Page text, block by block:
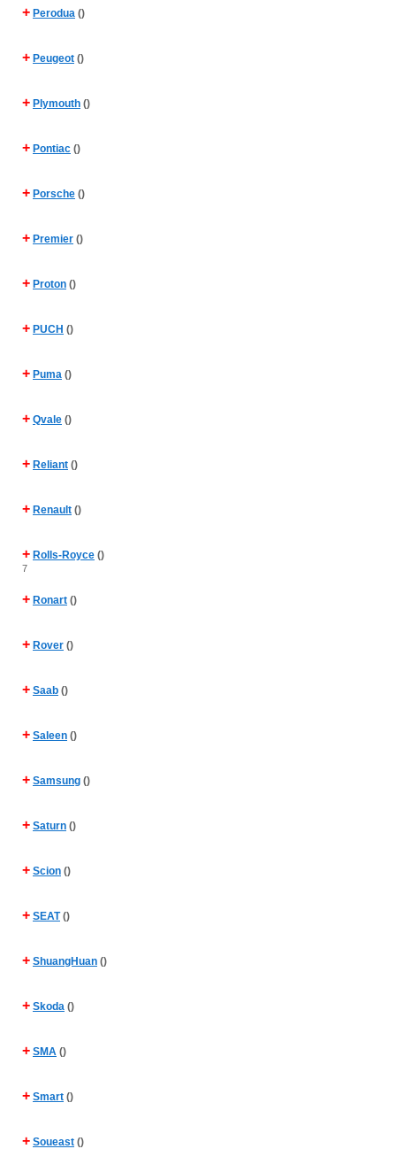
+ Perodua ()
+ Peugeot ()
+ Plymouth ()
+ Pontiac ()
+ Porsche ()
+ Premier ()
+ Proton ()
+ PUCH ()
+ Puma ()
+ Qvale ()
+ Reliant ()
+ Renault ()
+ Rolls-Royce ()
7
+ Ronart ()
+ Rover ()
+ Saab ()
+ Saleen ()
+ Samsung ()
+ Saturn ()
+ Scion ()
+ SEAT()
+ ShuangHuan ()
+ Skoda ()
+ SMA ()
+ Smart ()
+ Soueast ()